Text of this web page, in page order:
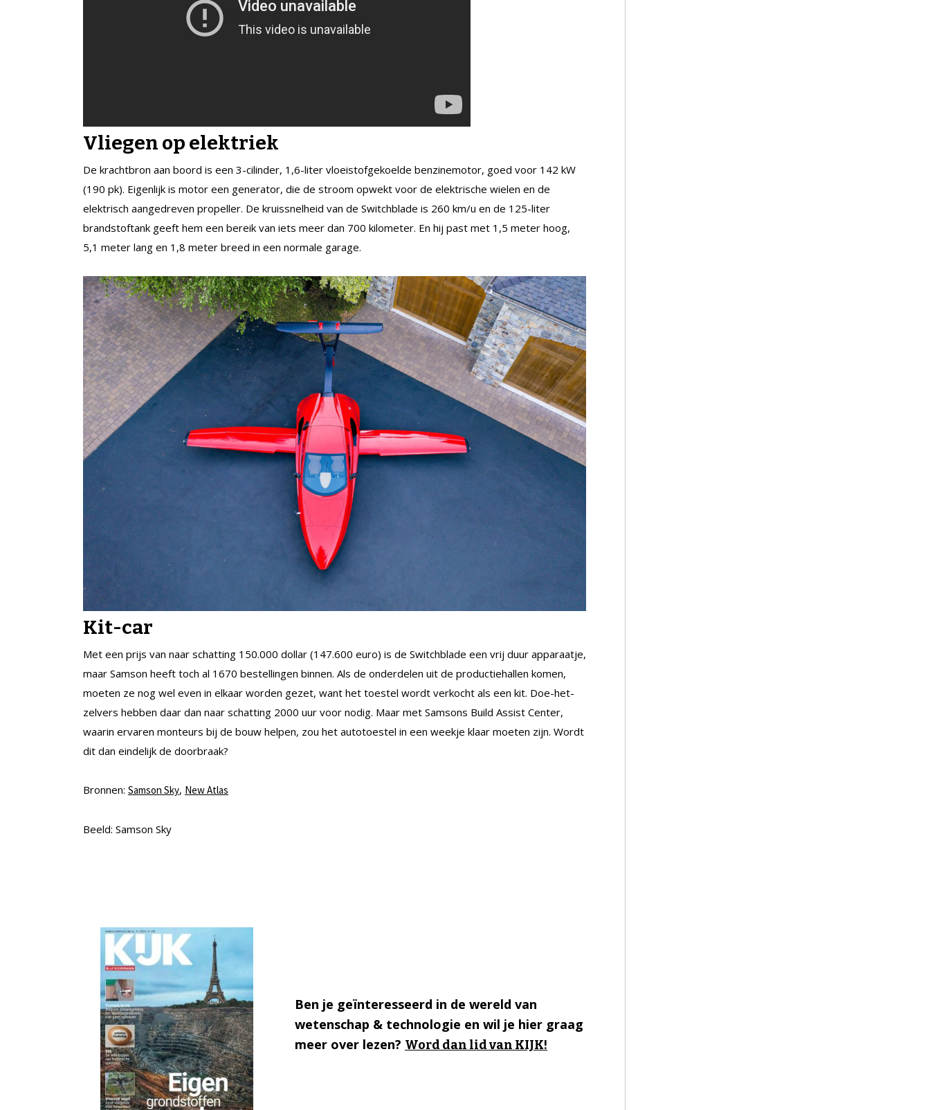
Vliegen op elektriek
De krachtbron aan boord is een 3-cilinder, 1,6-liter vloeistofgekoelde benzinemotor, goed voor 142 kW
(190 pk). Eigenlijk is motor een generator, die de stroom opwekt voor de elektrische wielen en de
elektrisch aangedreven propeller. De kruissnelheid van de Switchblade is 260 km/u en de 125-liter
brandstoftank geeft hem een bereik van iets meer dan 700 kilometer. En hij past met 1,5 meter hoog,
5,1 meter lang en 1,8 meter breed in een normale garage.
Kit-car
Met een prijs van naar schatting 150.000 dollar (147.600 euro) is de Switchblade een vrij duur apparaatje,
maar Samson heeft toch al 1670 bestellingen binnen. Als de onderdelen uit de productiehallen komen,
moeten ze nog wel even in elkaar worden gezet, want het toestel wordt verkocht als een kit. Doe-het-
zelvers hebben daar dan naar schatting 2000 uur voor nodig. Maar met Samsons Build Assist Center,
waarin ervaren monteurs bij de bouw helpen, zou het autotoestel in een weekje klaar moeten zijn. Wordt
dit dan eindelijk de doorbraak?
Bronnen: Samson Sky, New Atlas
Beeld: Samson Sky
Ben je geïnteresseerd in de wereld van
wetenschap & technologie en wil je hier graag
meer over lezen? Word dan lid van KIJK!